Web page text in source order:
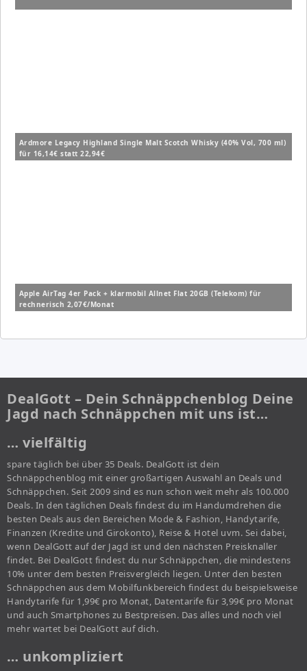
Ardmore Legacy Highland Single Malt Scotch Whisky (40% Vol, 700 ml)
für 16,14€ statt 22,94€
Apple AirTag 4er Pack + klarmobil Allnet Flat 20GB (Telekom) für
rechnerisch 2,07€/Monat
DealGott – Dein Schnäppchenblog Deine
Jagd nach Schnäppchen mit uns ist…
… vielfältig
spare täglich bei über 35 Deals. DealGott ist dein
Schnäppchenblog mit einer großartigen Auswahl an Deals und
Schnäppchen. Seit 2009 sind es nun schon weit mehr als 100.000
Deals. In den täglichen Deals findest du im Handumdrehen die
besten Deals aus den Bereichen Mode & Fashion, Handytarife,
Finanzen (Kredite und Girokonto), Reise & Hotel uvm. Sei dabei,
wenn DealGott auf der Jagd ist und den nächsten Preisknaller
findet. Bei DealGott findest du nur Schnäppchen, die mindestens
10% unter dem besten Preisvergleich liegen. Unter den besten
Schnäppchen aus dem Mobilfunkbereich findest du beispielsweise
Handytarife für 1,99€ pro Monat, Datentarife für 3,99€ pro Monat
und auch Smartphones zu Bestpreisen. Das alles und noch viel
mehr wartet bei DealGott auf dich.
… unkompliziert